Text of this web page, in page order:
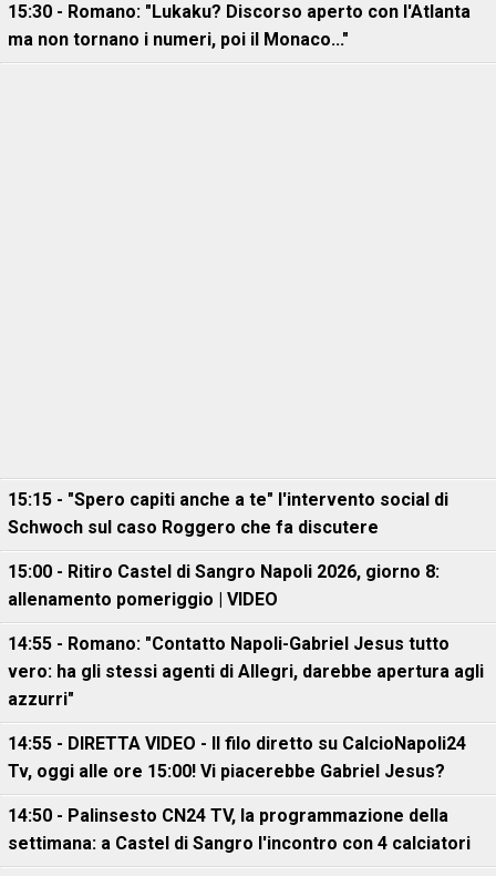
15:30 - Romano: "Lukaku? Discorso aperto con l'Atlanta
ma non tornano i numeri, poi il Monaco..."
15:15 - "Spero capiti anche a te" l'intervento social di
Schwoch sul caso Roggero che fa discutere
15:00 - Ritiro Castel di Sangro Napoli 2026, giorno 8:
allenamento pomeriggio | VIDEO
14:55 - Romano: "Contatto Napoli-Gabriel Jesus tutto
vero: ha gli stessi agenti di Allegri, darebbe apertura agli
azzurri"
14:55 - DIRETTA VIDEO - Il filo diretto su CalcioNapoli24
Tv, oggi alle ore 15:00! Vi piacerebbe Gabriel Jesus?
14:50 - Palinsesto CN24 TV, la programmazione della
settimana: a Castel di Sangro l'incontro con 4 calciatori